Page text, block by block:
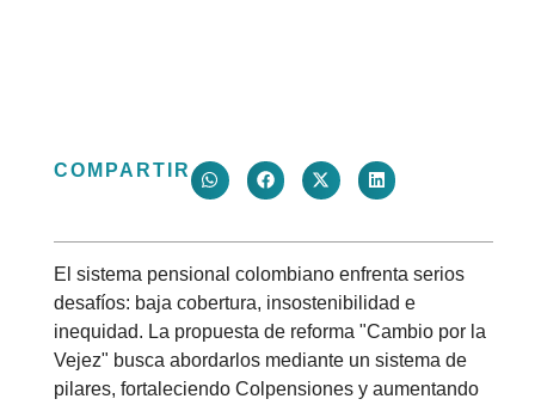
COMPARTIR
El sistema pensional colombiano enfrenta serios
desafíos: baja cobertura, insostenibilidad e
inequidad. La propuesta de reforma "Cambio por la
Vejez" busca abordarlos mediante un sistema de
pilares, fortaleciendo Colpensiones y aumentando